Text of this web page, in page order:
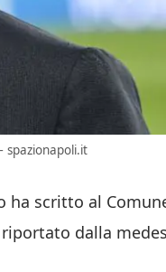
spazionapoli.it
ha scritto al
dalla